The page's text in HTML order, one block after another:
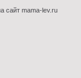
сайт mama-lev.ru